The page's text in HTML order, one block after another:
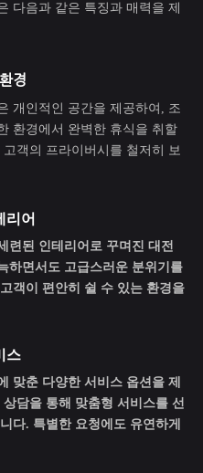
다음과 같은 특징과 매력을 제
경
개인적인 공간을 제공하여, 조
환경에서 완벽한 휴식을 취할
고객의 프라이버시를 철저히 보
리어
련된 인테리어로 꾸며진 대전
하면서도 고급스러운 분위기를
객이 편안히 쉴 수 있는 환경을
스
맞춘 다양한 서비스 옵션을 제
상담을 통해 맞춤형 서비스를 선
다. 특별한 요청에도 유연하게